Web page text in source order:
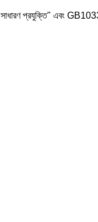
সাধারণ প্রযুক্তি" এবং